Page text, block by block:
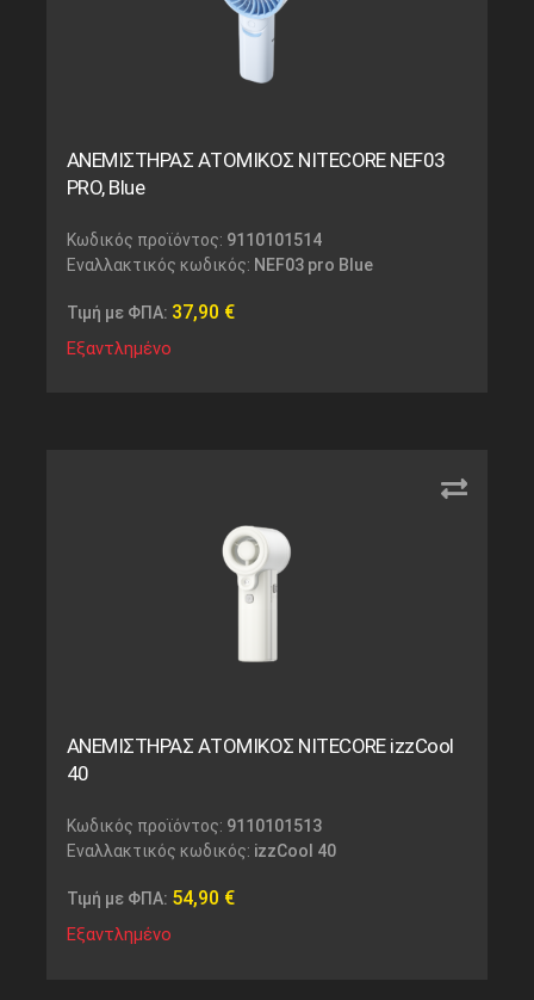
ΑΝΕΜΙΣΤΗΡΑΣ ΑΤΟΜΙΚΟΣ NITECORE NEF03
PRO, Blue
Κωδικός προϊόντος: 9110101514
Εναλλακτικός κωδικός: NEF03 pro Blue
Τιμή με ΦΠΑ: 37,90 €
Εξαντλημένο
ΑΝΕΜΙΣΤΗΡΑΣ ΑΤΟΜΙΚΟΣ NITECORE izzCool
40
Κωδικός προϊόντος: 9110101513
Εναλλακτικός κωδικός: izzCool 40
Τιμή με ΦΠΑ: 54,90 €
Εξαντλημένο